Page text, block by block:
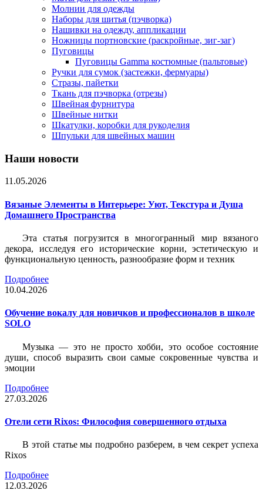
Молнии для одежды
Наборы для шитья (пэчворка)
Нашивки на одежду, аппликации
Ножницы портновские (раскройные, зиг-заг)
Пуговицы
Пуговицы Gamma костюмные (пальтовые)
Ручки для сумок (застежки, фермуары)
Стразы, пайетки
Ткань для пэчворка (отрезы)
Швейная фурнитура
Швейные нитки
Шкатулки, коробки для рукоделия
Шпульки для швейных машин
Наши новости
11.05.2026
Вязаные Элементы в Интерьере: Уют, Текстура и Душа
Домашнего Пространства
Эта статья погрузится в многогранный мир вязаного
декора, исследуя его исторические корни, эстетическую и
функциональную ценность, разнообразие форм и техник
Подробнее
10.04.2026
Обучение вокалу для новичков и профессионалов в школе
SOLO
Музыка — это не просто хобби, это особое состояние
души, способ выразить свои самые сокровенные чувства и
эмоции
Подробнее
27.03.2026
Отели сети Rixos: Философия совершенного отдыха
В этой статье мы подробно разберем, в чем секрет успеха
Rixos
Подробнее
12.03.2026